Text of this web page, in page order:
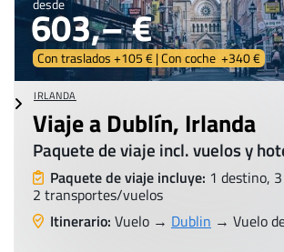
desde
603,– €
Con traslados +105 € | Con coche +340 €
IRLANDA
Viaje a Dublín, Irlanda
Paquete de viaje incl. vuelos y
Paquete de viaje incluye: 1 destino,
2 transportes/vuelos
Itinerario: Vuelo → Dublin → Vuelo